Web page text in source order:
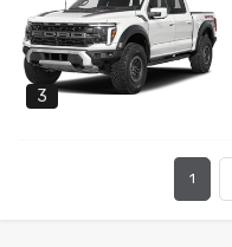
3
1